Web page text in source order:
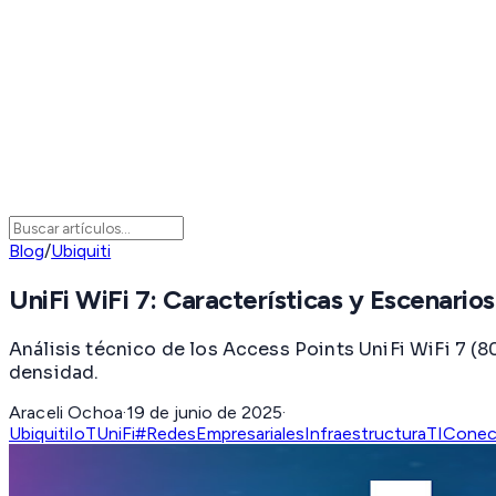
Blog/Ubiquiti
UniFi WiFi 7: Características y
Análisis técnico de los Access Points UniFi WiFi 7
densidad.
Araceli Ochoa·19 de junio de 2025·
UbiquitiIoTUniFi#RedesEmpresarialesInfraestructuraTI